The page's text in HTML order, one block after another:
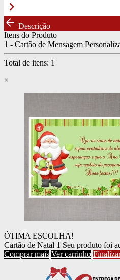
keyboard_arrow_right
arrow_back Descrição
Itens do Produto
1 - Cartão de Mensagem
Total de itens: 1
×
ÓTIMA ESCOLHA!
Cartão de Natal 1 Seu produto foi
Comprar mais Ver carrinho